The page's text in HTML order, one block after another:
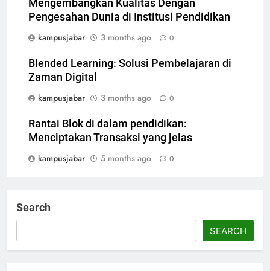
Mengembangkan Kualitas Dengan
Pengesahan Dunia di Institusi Pendidikan
kampusjabar
3 months ago 0
Blended Learning: Solusi Pembelajaran di
Zaman Digital
kampusjabar
3 months ago 0
Rantai Blok di dalam pendidikan:
Menciptakan Transaksi yang jelas
kampusjabar
5 months ago 0
Search
SEARCH